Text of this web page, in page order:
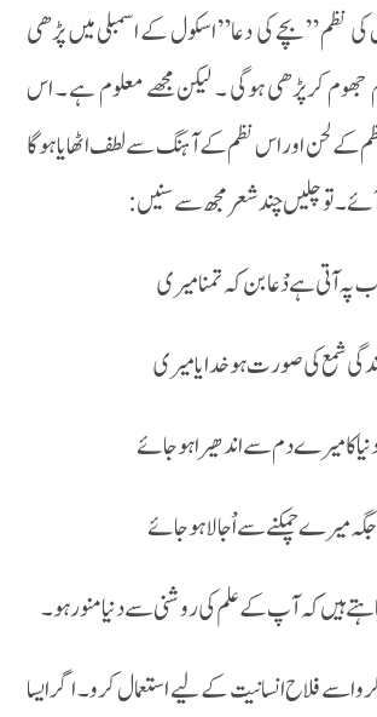
نظم ” بچے کی دعا” اسکول کے اسمبلی میں پڑھی
کر پڑھی ہوگی ۔ لیکن مجھے معلوم ہے ۔ اس
لحن اور اس نظم کے آہنگ سے لطف اٹھایا ہوگا
۔ تو چلیں چند شعر مجھ سے سنیں :
پہ آتی ہے دْعا بن کہ تمنا میری
شمع کی صورت ہو خدایا میری
کا میرے دم سے اندھیرا ہو جائے
میرے چمکنے سے اْجالا ہوجائے
ہیں کہ آپ کے علم کی روشنی سے دنیا منور ہو ۔
اسے فلاح انسانیت کے لیے استعمال کرو۔ اگر ایسا